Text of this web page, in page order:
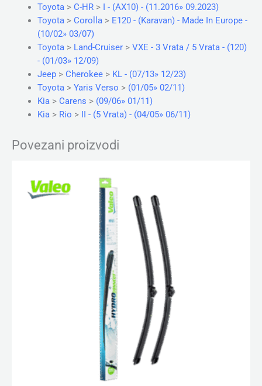
Toyota> C-HR> I - (AX10) - (11.2016» 09.2023)
Toyota> Corolla> E120 - (Karavan) - Made In Europe -
(10/02» 03/07)
Toyota> Land-Cruiser> VXE - 3 Vrata / 5 Vrata - (120)
- (01/03» 12/09)
Jeep> Cherokee> KL - (07/13» 12/23)
Toyota> Yaris Verso > (01/05» 02/11)
Kia> Carens > (09/06» 01/11)
Kia> Rio > II - (5 Vrata) - (04/05» 06/11)
Povezani proizvodi